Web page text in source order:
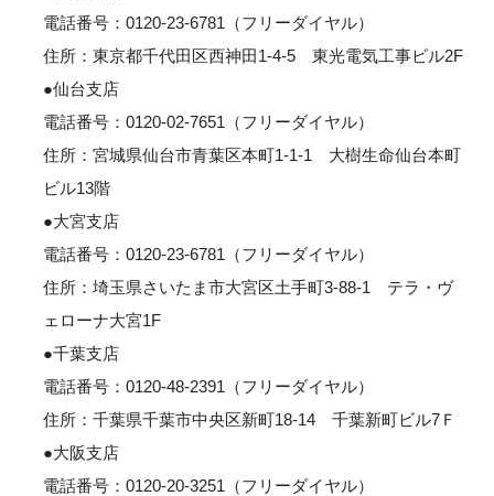
電話番号：0120-23-6781（フリーダイヤル）
住所：東京都千代田区西神田1-4-5 東光電気工事ビル2F
●仙台支店
電話番号：0120-02-7651（フリーダイヤル）
住所：宮城県仙台市青葉区本町1-1-1 大樹生命仙台本町
ビル13階
●大宮支店
電話番号：0120-23-6781（フリーダイヤル）
住所：埼玉県さいたま市大宮区土手町3-88-1 テラ・ヴ
ェローナ大宮1F
●千葉支店
電話番号：0120-48-2391（フリーダイヤル）
住所：千葉県千葉市中央区新町18-14 千葉新町ビル7Ｆ
●大阪支店
電話番号：0120-20-3251（フリーダイヤル）